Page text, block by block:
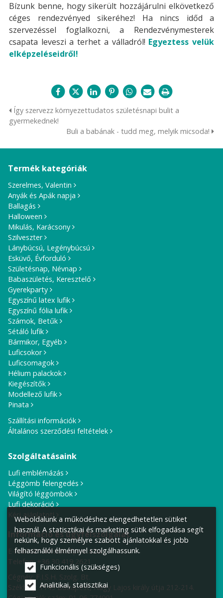
Bízunk benne, hogy sikerült hozzájárulni elkövetkező
céges rendezvényed sikeréhez! Ha nincs időd a
szervezéssel foglalkozni, a Rendezvénymesterek
csapata leveszi a terhet a válladról! Egyeztess velük
elképzeléseidről!
Így szervezz környezettudatos születésnapi bulit a
gyermekednek!
Buli a babának - tudd meg, melyik micsoda!
Termék kategóriák
Szerelmes, Valentin
Anyák és Apák napja
Ballagás
Halloween
Mikulás, Karácsony
Szilveszter
Lánybúcsú, Legénybúcsú
Esküvő, Évforduló
Születésnap, Névnap
Babaszületés, Keresztelő
Gyerekparty
Egyszínű latex lufik
Egyszínű fólia lufik
Számok, Betűk
Sétáló lufik
Bármikor, Egyéb
Luficsokor
Luficsomagok
Hélium palackok
Kiegészítők
Modellező lufik
Pinata
Szállítási információk
Általános szerződési feltételek
Szolgáltatásaink
Lufi emblémázás
Léggömb felengedés
Világító léggömbök
Lufi dekoráció
Kérj ajánlatot!
Információ és ügyfélszolgálat
E-mail cím:info@lufiposta.hu
Telefon:+36 30 419 2621
Cégnév: F.I.S.H. Szolg. Bt.
Székhely: 1149 Budapest, Nagy Lajos király útja 212-214.
Weboldalunk a működéshez elengedhetetlen sütiket
használ. A statisztikai és marketing sütik elfogadása segít
nekünk, hogy személyre szabott ajánlatokkal és jobb
felhasználói élménnyel szolgálhassunk.
Funkcionális (szükséges)
Analitikai, statisztikai